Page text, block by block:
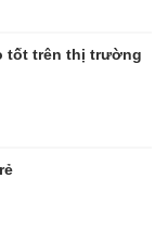
tốt trên thị trường